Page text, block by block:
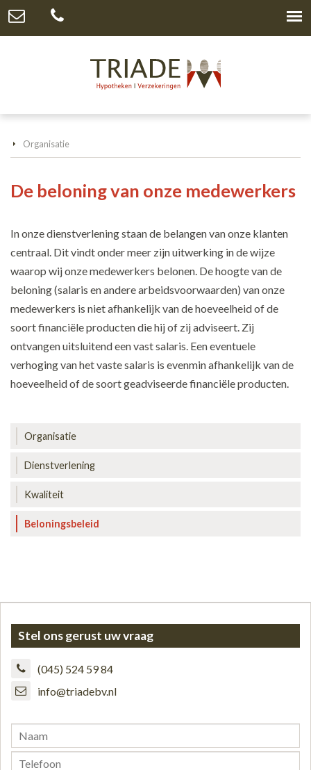
Organisatie
De beloning van onze medewerkers
In onze dienstverlening staan de belangen van onze klanten
centraal. Dit vindt onder meer zijn uitwerking in de wijze
waarop wij onze medewerkers belonen. De hoogte van de
beloning (salaris en andere arbeidsvoorwaarden) van onze
medewerkers is niet afhankelijk van de hoeveelheid of de
soort financiële producten die hij of zij adviseert. Zij
ontvangen uitsluitend een vast salaris. Een eventuele
verhoging van het vaste salaris is evenmin afhankelijk van de
hoeveelheid of de soort geadviseerde financiële producten.
Organisatie
Dienstverlening
Kwaliteit
Beloningsbeleid
Stel ons gerust uw vraag
(045) 524 59 84
info@triadebv.nl